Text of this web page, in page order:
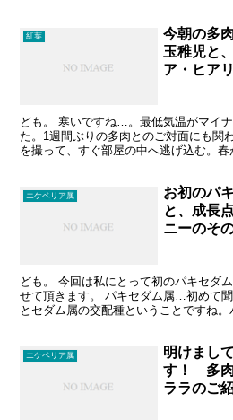
紅葉
今朝の多
玉稚児と
ア・ヒア
ども。 寒いですね…。最低気温がマイ
た。1週間ぶりの多肉とのご対面にも関
を撮って、すぐ部屋の中へ逃げ込む。春
エケベリア属
お初のパ
と、成長
ニーのそ
ども。 今回は私にとって初のパキセダ
せて頂きます。 パキセダム属…初めて
とセダム属の交配種ということですね。
エケベリア属
明けまし
す！ 多肉
ララのご紹